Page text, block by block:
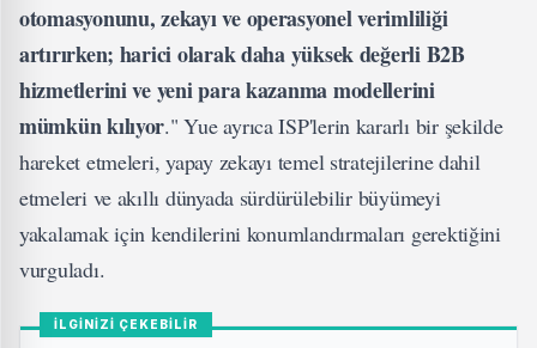
otomasyonunu, zekayı ve operasyonel verimliliği
artırırken; harici olarak daha yüksek değerli B2B
hizmetlerini ve yeni para kazanma modellerini
mümkün kılıyor." Yue ayrıca ISP'lerin kararlı bir şekilde
hareket etmeleri, yapay zekayı temel stratejilerine dahil
etmeleri ve akıllı dünyada sürdürülebilir büyümeyi
yakalamak için kendilerini konumlandırmaları gerektiğini
vurguladı.
İLGİNİZİ ÇEKEBİLİR